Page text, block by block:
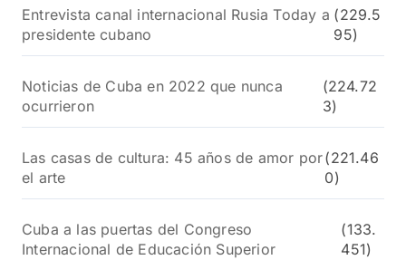
Entrevista canal internacional Rusia Today a
presidente cubano
(229.5
95)
Noticias de Cuba en 2022 que nunca
ocurrieron
(224.72
3)
Las casas de cultura: 45 años de amor por
el arte
(221.46
0)
Cuba a las puertas del Congreso
Internacional de Educación Superior
(133.
451)